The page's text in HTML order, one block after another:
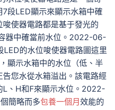
段LED顯示來顯示水箱中確
使器電路都是基于發光的
器中確當前水位。2022-06-
LED的水位唆使器電路圖這里
顯示水箱中的水位（低、半
您水從水箱溢出。該電路經
L、H和F來顯示水位。2022-
簡略而多包養一個月 效能的